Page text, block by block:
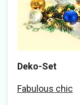
Deko-Set
Fabulous chic